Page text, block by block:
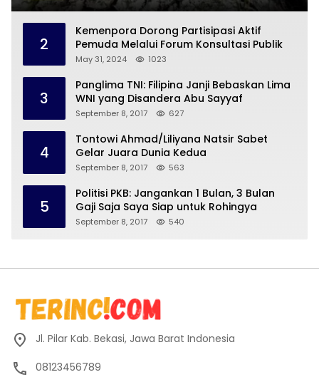
2
Kemenpora Dorong Partisipasi Aktif
Pemuda Melalui Forum Konsultasi Publik
May 31, 2024 1023
3
Panglima TNI: Filipina Janji Bebaskan Lima
WNI yang Disandera Abu Sayyaf
September 8, 2017 627
4
Tontowi Ahmad/Liliyana Natsir Sabet
Gelar Juara Dunia Kedua
September 8, 2017 563
5
Politisi PKB: Jangankan 1 Bulan, 3 Bulan
Gaji Saja Saya Siap untuk Rohingya
September 8, 2017 540
Jl. Pilar Kab. Bekasi, Jawa Barat Indonesia
08123456789